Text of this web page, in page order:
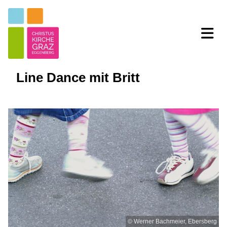
Line Dance mit Britt
© Werner Bachmeier, Ebersberg